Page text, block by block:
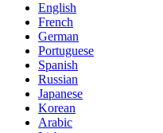
English
French
German
Portuguese
Spanish
Russian
Japanese
Korean
Arabic